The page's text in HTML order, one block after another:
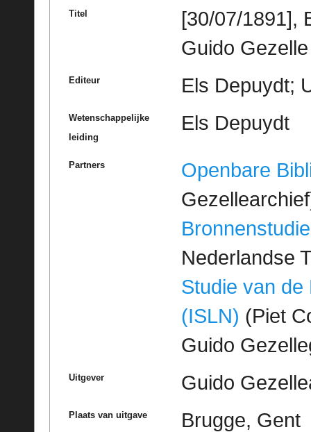
Titel
[30/07/1891],
Guido Gezelle
Editeur Els Depuydt;
Wetenschappelijke
leiding
Els Depuydt
Partners
Openbare
Bronnenstudie
Nederlandse
Studie van de
(ISLN) (Piet
Guido
Uitgever Guido
Plaats van uitgave Brugge, Gent